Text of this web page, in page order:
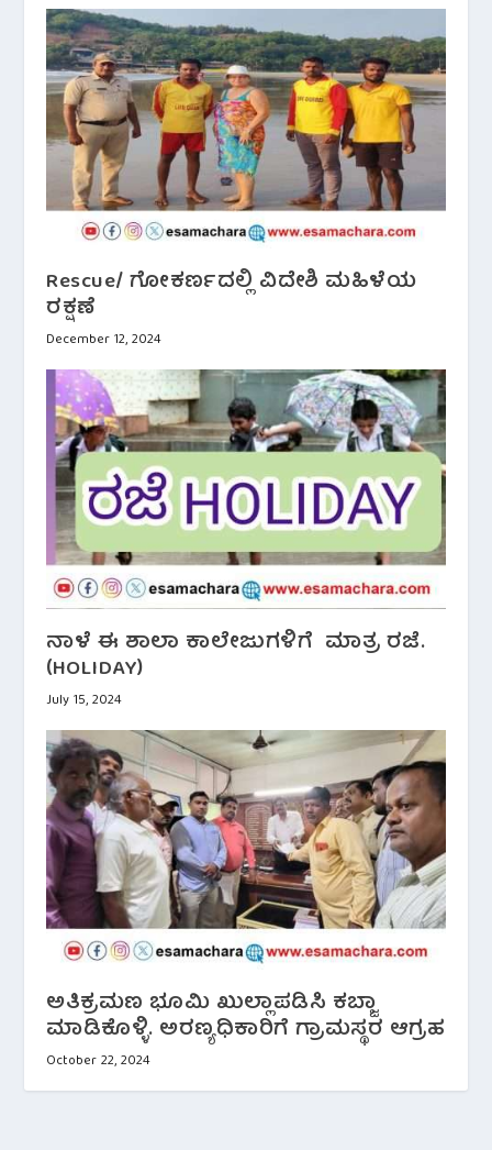
Rescue/ ಗೋಕರ್ಣದಲ್ಲಿ ವಿದೇಶಿ ಮಹಿಳೆಯ
ರಕ್ಷಣೆ
December 12, 2024
ನಾಳೆ ಈ ಶಾಲಾ ಕಾಲೇಜುಗಳಿಗೆ ಮಾತ್ರ ರಜೆ.
(HOLIDAY)
July 15, 2024
ಅತಿಕ್ರಮಣ ಭೂಮಿ ಖುಲ್ಲಾಪಡಿಸಿ ಕಬ್ಜಾ
ಮಾಡಿಕೊಳ್ಳಿ. ಅರಣ್ಯಧಿಕಾರಿಗೆ ಗ್ರಾಮಸ್ಥರ ಆಗ್ರಹ
October 22, 2024